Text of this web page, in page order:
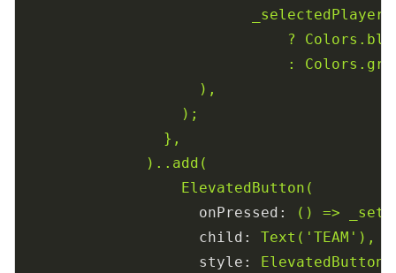
_selectedPlayer
?
:
),
);
},
)..add(
ElevatedButton(
onPressed:
() =>
child:
Text('TEAM'),
style: